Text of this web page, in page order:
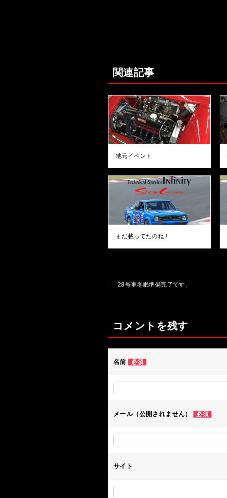
関連記事
地元イベント
まだ載ってたのね！
投
ビ
ー
ョ
28号車冬眠準備完了です。
コメントを残す
名前 必須
メール（公開されません） 必須
サイト